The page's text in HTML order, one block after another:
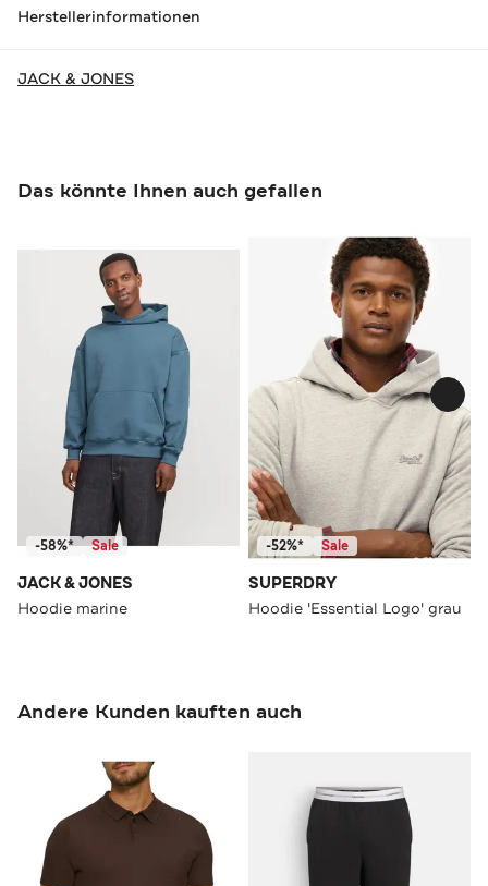
Herstellerinformationen
JACK & JONES
Das könnte Ihnen auch gefallen
-58%* Sale
JACK & JONES
Hoodie marine
-52%* Sale
SUPERDRY
Hoodie 'Essential Logo' grau
Andere Kunden kauften auch